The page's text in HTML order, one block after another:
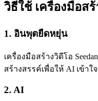
วิธีใช้ เครื่องมือสร้
1. อินพุตยืดหยุ่น
เครื่องมือสร้างวิดีโอ
สร้างสรรค์เพื่อให้ AI เข้าใ
2. AI